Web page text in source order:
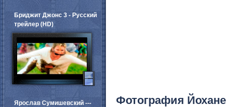
Фотография
Бриджит Джонс 3 - Русский
трейлер (HD)
Ярослав Сумишевский ---